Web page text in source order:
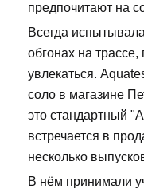
предпочитают на
Всегда
обгонах на
увлекаться.
соло в магазине
это стандартный
встречается в
несколько
В нём принимали